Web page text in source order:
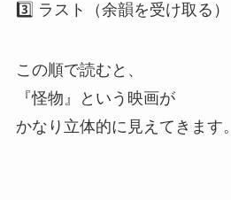
3️⃣ ラスト（余韻を受け取る）
この順で読むと、
『怪物』という映画が
かなり立体的に見えてきます。